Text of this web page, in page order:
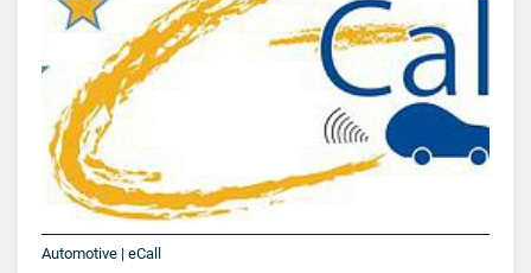
Automotive | eCall